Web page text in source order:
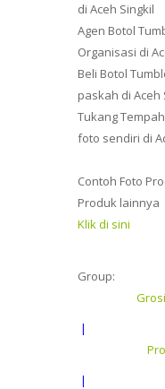
di Aceh Singkil
Agen Botol
Organisasi di
Beli Botol
paskah di Aceh
Tukang
foto sendiri di
Contoh Foto
Produk lainnya
Klik di sini
Group:
|
|